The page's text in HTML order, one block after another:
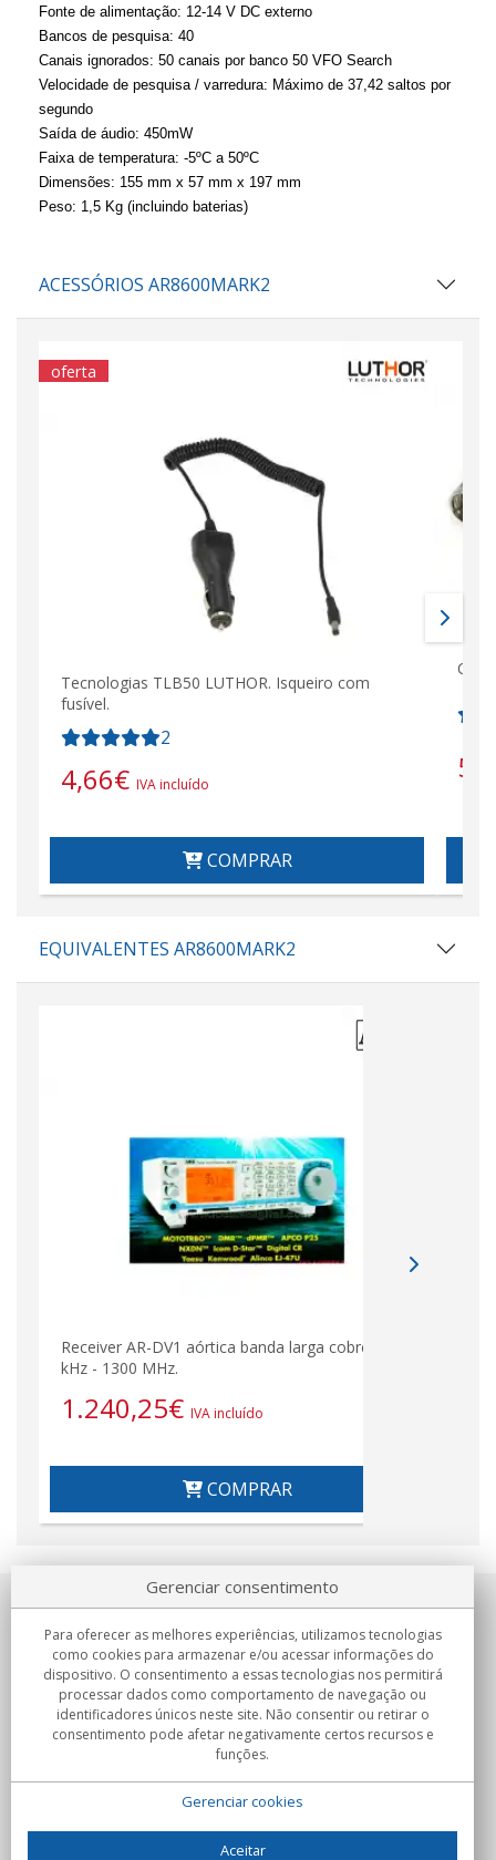
Fonte de alimentação: 12-14 V DC externo
Bancos de pesquisa: 40
Canais ignorados: 50 canais por banco 50 VFO Search
Velocidade de pesquisa / varredura: Máximo de 37,42 saltos por
segundo
Saída de áudio: 450mW
Faixa de temperatura: -5ºC a 50ºC
Dimensões: 155 mm x 57 mm x 197 mm
Peso: 1,5 Kg (incluindo baterias)
ACESSÓRIOS AR8600MARK2
oferta
Tecnologias TLB50 LUTHOR. Isqueiro com
fusível.
2
4,66€ IVA incluído
COMPRAR
EQUIVALENTES AR8600MARK2
Receiver AR-DV1 aórtica banda larga cobre 100
kHz - 1300 MHz.
1.240,25€ IVA incluído
COMPRAR
Sobre nosotros
Compromissos
Compras
Gerenciar consentimento
Para oferecer as melhores experiências, utilizamos tecnologias
como cookies para armazenar e/ou acessar informações do
dispositivo. O consentimento a essas tecnologias nos permitirá
processar dados como comportamento de navegação ou
identificadores únicos neste site. Não consentir ou retirar o
consentimento pode afetar negativamente certos recursos e
funções.
Gerenciar cookies
Aceitar